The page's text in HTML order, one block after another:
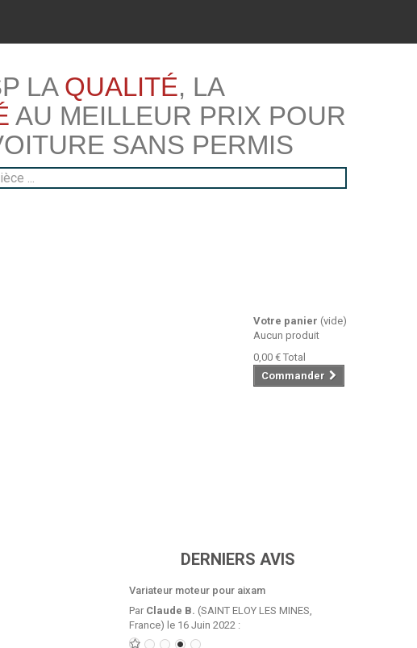
LA QUALITÉ, LA
AU MEILLEUR PRIX POUR
SANS PERMIS
Votre panier (vide)
Aucun produit
0,00 € Total
Commander
DERNIERS AVIS
Variateur moteur pour aixam
Par Claude B. (SAINT ELOY LES MINES,
France) le 16 Juin 2022 :